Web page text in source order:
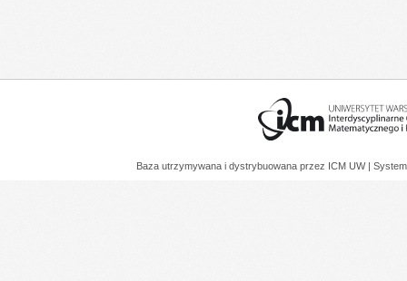
Baza utrzymywana i dystrybuowana przez ICM UW |